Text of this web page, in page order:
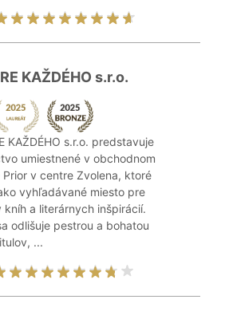
KAŽDÉHO s.r.o.
KAŽDÉHO s.r.o. predstavuje
umiestnené v obchodnom
Prior v centre Zvolena, ktoré
vyhľadávané miesto pre
kníh a literárnych inšpirácií.
odlišuje pestrou a bohatou
...